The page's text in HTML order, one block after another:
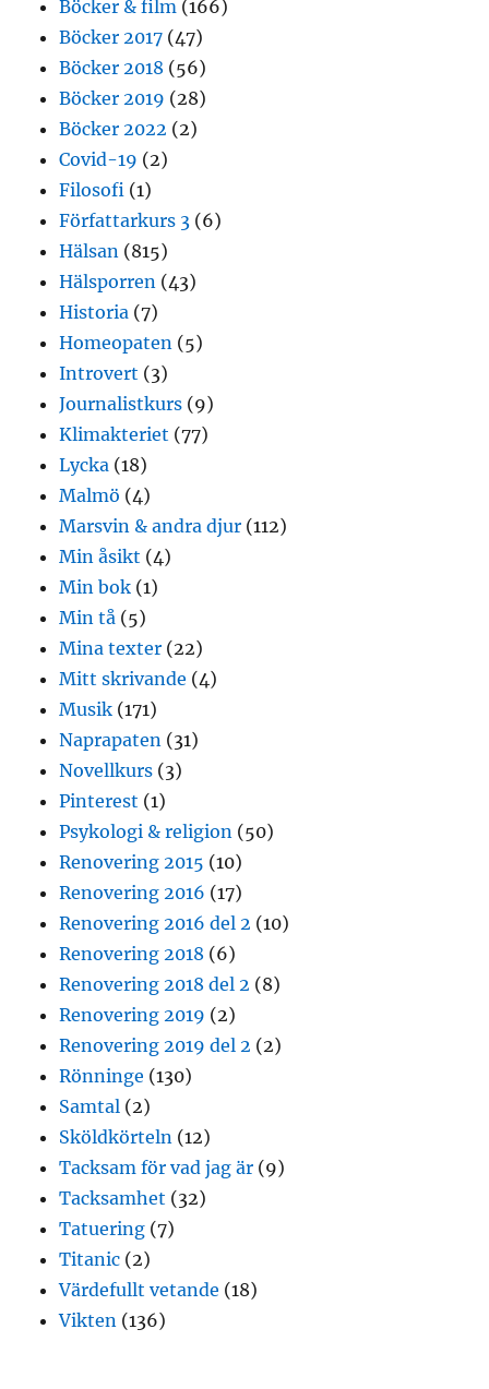
Böcker & film (166)
Böcker 2017 (47)
Böcker 2018 (56)
Böcker 2019 (28)
Böcker 2022 (2)
Covid-19 (2)
Filosofi (1)
Författarkurs 3 (6)
Hälsan (815)
Hälsporren (43)
Historia (7)
Homeopaten (5)
Introvert (3)
Journalistkurs (9)
Klimakteriet (77)
Lycka (18)
Malmö (4)
Marsvin & andra djur (112)
Min åsikt (4)
Min bok (1)
Min tå (5)
Mina texter (22)
Mitt skrivande (4)
Musik (171)
Naprapaten (31)
Novellkurs (3)
Pinterest (1)
Psykologi & religion (50)
Renovering 2015 (10)
Renovering 2016 (17)
Renovering 2016 del 2 (10)
Renovering 2018 (6)
Renovering 2018 del 2 (8)
Renovering 2019 (2)
Renovering 2019 del 2 (2)
Rönninge (130)
Samtal (2)
Sköldkörteln (12)
Tacksam för vad jag är (9)
Tacksamhet (32)
Tatuering (7)
Titanic (2)
Värdefullt vetande (18)
Vikten (136)